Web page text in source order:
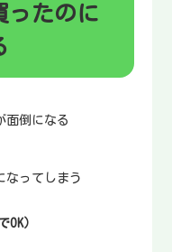
ったのに
面倒になる
なってしまう
）